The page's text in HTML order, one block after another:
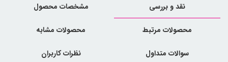
نقد و بررسی مشخصات محصول
محصولات مرتبط محصولات مشابه
سوالات متداول نظرات کاربران